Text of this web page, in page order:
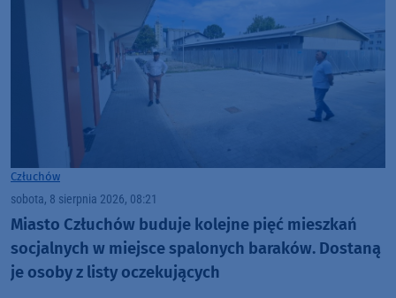
Człuchów
sobota, 8 sierpnia 2026, 08:21
Miasto Człuchów buduje kolejne pięć mieszkań
socjalnych w miejsce spalonych baraków. Dostaną
je osoby z listy oczekujących